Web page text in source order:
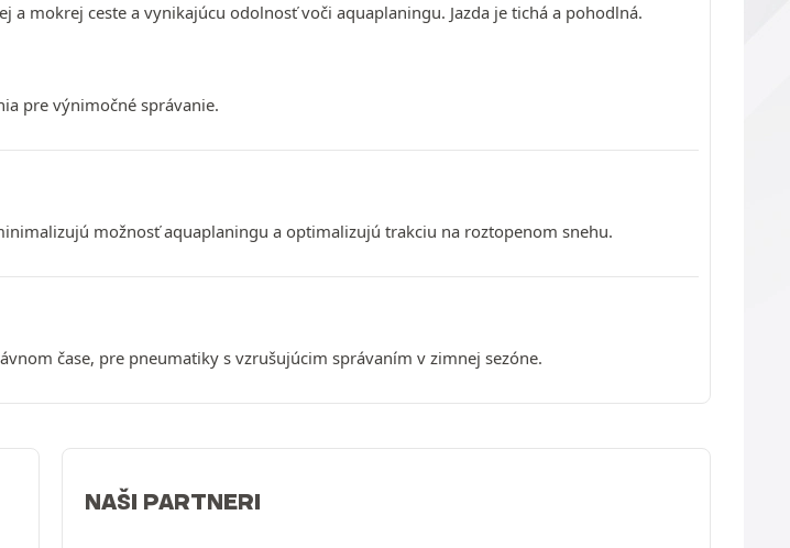
mokrej ceste a vynikajúcu odolnosť voči aquaplaningu. Jazda je tichá a pohodlná.
pre výnimočné správanie.
možnosť aquaplaningu a optimalizujú trakciu na roztopenom snehu.
čase, pre pneumatiky s vzrušujúcim správaním v zimnej sezóne.
NAŠI PARTNERI